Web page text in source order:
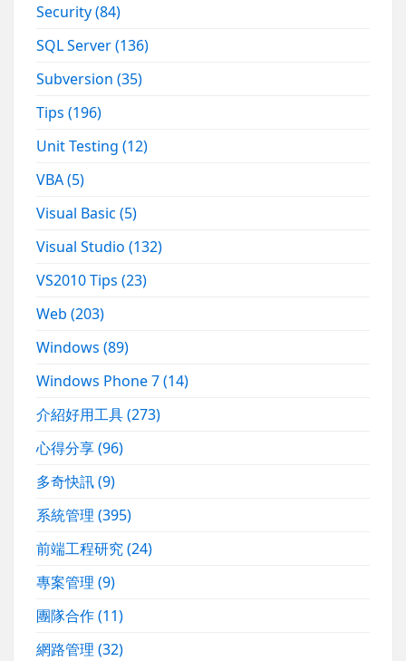
Security(84)
SQL Server(136)
Subversion(35)
Tips(196)
Unit Testing(12)
VBA(5)
Visual Basic(5)
Visual Studio(132)
VS2010 Tips(23)
Web(203)
Windows(89)
Windows Phone 7(14)
介紹好用工具(273)
心得分享(96)
多奇快訊(9)
系統管理(395)
前端工程研究(24)
專案管理(9)
團隊合作(11)
網路管理(32)